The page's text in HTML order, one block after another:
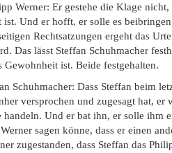
Werner: Er gestehe die Klage
ist. Und er hofft, er solle es
Rechtsatzungen ergeht das
Das lässt Steffan Schuhmacher
Gewohnheit ist. Beide festgehalten.
Schuhmacher: Dass Steffan beim
versprochen und zugesagt hat,
handeln. Und er bat ihn, er solle ihm
sagen könne, dass er einen
zugestanden, dass Steffan das